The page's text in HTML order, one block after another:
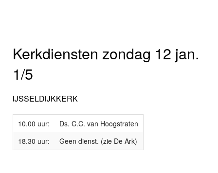
Kerkdiensten zondag 12 jan.
1/5
IJSSELDIJKKERK
10.00 uur:
Ds. C.C. van Hoogstraten
18.30 uur:
Geen dienst. (zie De Ark)